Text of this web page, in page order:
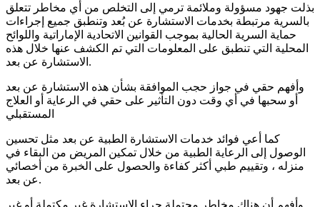
بذلت جهود مسؤولة وملائمة ترمي إلى التخلص من أي مخاطر تتعلق
بالسرية مرتبطة بخدمات الاستشارة عن بُعد وتنطبق جميع إجراءات
حماية السرية الحالية بموجب القوانين الاتحادية الإماراتية واللوائح
المحلية التي تنطبق على المعلومات التي تم الكشف عنها خلال هذه
الاستشارة عن بعد.
وأفهم حقي في جواز حجب الموافقة بشأن هذه الاستشارة عن بعد
أو سحبها في أي وقت دون التأثير على حقي في الرعاية أو العلاج
المستقبلي
كما أعي فوائد خدمات الاستشارة الطبية عن بعد مثل تحسين
الوصول إلى الرعاية الطبية من خلال تمكين المريض من البقاء في
منزله ، وتقييم طبي أكثر كفاءة والحصول على الخبرة من أخصائي
عن بعد.
وأفهم أن هناك مخاطر محتملة جراء الاستشارة غير مكتملة أو غير